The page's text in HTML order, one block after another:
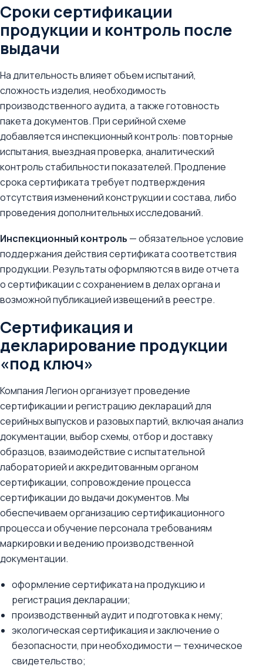
Сроки сертификации
продукции и контроль после
выдачи
На длительность влияет объем испытаний,
сложность изделия, необходимость
производственного аудита, а также готовность
пакета документов. При серийной схеме
добавляется инспекционный контроль: повторные
испытания, выездная проверка, аналитический
контроль стабильности показателей. Продление
срока сертификата требует подтверждения
отсутствия изменений конструкции и состава, либо
проведения дополнительных исследований.
Инспекционный контроль — обязательное условие
поддержания действия сертификата соответствия
продукции. Результаты оформляются в виде отчета
о сертификации с сохранением в делах органа и
возможной публикацией извещений в реестре.
Сертификация и
декларирование продукции
«под ключ»
Компания Легион организует проведение
сертификации и регистрацию деклараций для
серийных выпусков и разовых партий, включая анализ
документации, выбор схемы, отбор и доставку
образцов, взаимодействие с испытательной
лабораторией и аккредитованным органом
сертификации, сопровождение процесса
сертификации до выдачи документов. Мы
обеспечиваем организацию сертификационного
процесса и обучение персонала требованиям
маркировки и ведению производственной
документации.
оформление сертификата на продукцию и
регистрация декларации;
производственный аудит и подготовка к нему;
экологическая сертификация и заключение о
безопасности, при необходимости — техническое
свидетельство;